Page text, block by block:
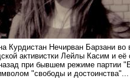
Курдистан Нечирван Барзани во
активистки Лейлы Касим и её
при бывшем режиме партии
"свободы и достоинства"...